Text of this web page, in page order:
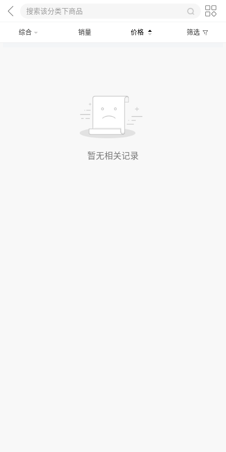
综合 销量 价格 筛选
暂无相关记录